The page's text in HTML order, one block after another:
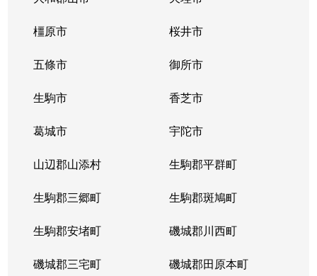
橿原市 桜井市
五條市 御所市
生駒市 香芝市
葛城市 宇陀市
山辺郡山添村 生駒郡平群町
生駒郡三郷町 生駒郡斑鳩町
生駒郡安堵町 磯城郡川西町
磯城郡三宅町 磯城郡田原本町